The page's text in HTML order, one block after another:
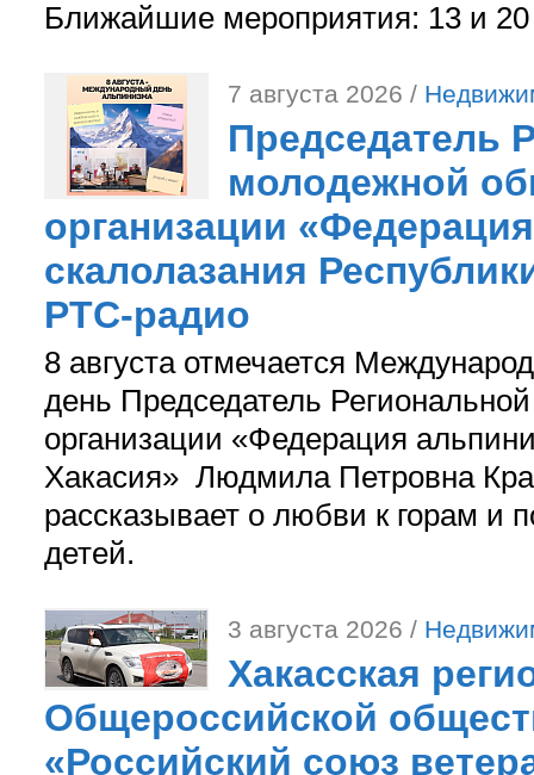
Ближайшие мероприятия: 13 и 20
7 августа 2026 /
Председатель
молодежной
организации
скалолазания
РТС-радио
8 августа отмечается
день Председатель
организации «Федерация
Хакасия» Людмила Петровна
рассказывает о любви к горам и
детей.
3 августа 2026 /
Хакасская
Общероссийской
«Российский союз